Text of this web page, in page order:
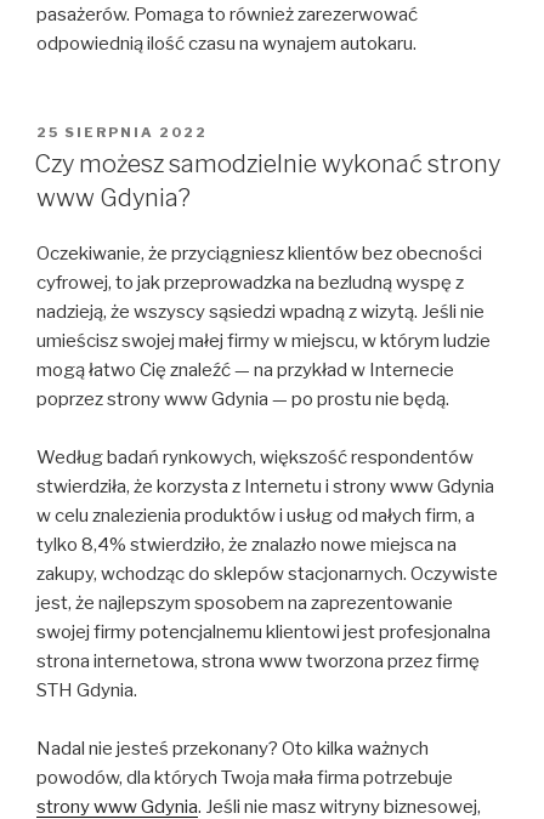
pasażerów. Pomaga to również zarezerwować
odpowiednią ilość czasu na wynajem autokaru.
OPUBLIKOWANE
W
25 SIERPNIA 2022
Czy możesz samodzielnie wykonać strony
www Gdynia?
Oczekiwanie, że przyciągniesz klientów bez obecności
cyfrowej, to jak przeprowadzka na bezludną wyspę z
nadzieją, że wszyscy sąsiedzi wpadną z wizytą. Jeśli nie
umieścisz swojej małej firmy w miejscu, w którym ludzie
mogą łatwo Cię znaleźć — na przykład w Internecie
poprzez strony www Gdynia — po prostu nie będą.
Według badań rynkowych, większość respondentów
stwierdziła, że ​​korzysta z Internetu i strony www Gdynia
w celu znalezienia produktów i usług od małych firm, a
tylko 8,4% stwierdziło, że znalazło nowe miejsca na
zakupy, wchodząc do sklepów stacjonarnych. Oczywiste
jest, że najlepszym sposobem na zaprezentowanie
swojej firmy potencjalnemu klientowi jest profesjonalna
strona internetowa, strona www tworzona przez firmę
STH Gdynia.
Nadal nie jesteś przekonany? Oto kilka ważnych
powodów, dla których Twoja mała firma potrzebuje
strony www Gdynia. Jeśli nie masz witryny biznesowej,